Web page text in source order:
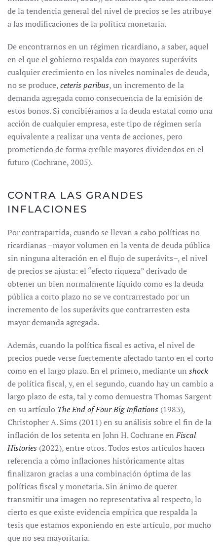
de la tendencia general del nivel de precios se les atribuye
a las modificaciones de la política monetaria.
De encontrarnos en un régimen ricardiano, a saber, aquel
en el que el gobierno respalda con mayores superávits
cualquier crecimiento en los niveles nominales de deuda,
no se produce,ceteris paribus, un incremento de la
demanda agregada como consecuencia de la emisión de
estos bonos. Si concibiéramos a la deuda estatal como una
acción de cualquier empresa, este tipo de régimen sería
equivalente a realizar una venta de acciones, pero
prometiendo de forma creíble mayores dividendos en el
futuro (Cochrane, 2005).
CONTRA LAS GRANDES
INFLACIONES
Por contrapartida, cuando se llevan a cabo políticas no
ricardianas –mayor volumen en la venta de deuda pública
sin ninguna alteración en el flujo de superávits–, el nivel
de precios se ajusta: el “efecto riqueza” derivado de
obtener un bien normalmente líquido como es la deuda
pública a corto plazo no se ve contrarrestado por un
incremento de los superávits que contrarresten esta
mayor demanda agregada.
Además, cuando la política fiscal es activa, el nivel de
precios puede verse fuertemente afectado tanto en el corto
como en el largo plazo. En el primero, mediante un shock
de política fiscal, y, en el segundo, cuando hay un cambio a
largo plazo de esta, tal y como demuestra Thomas Sargent
en su artículo The End of Four Big Inflations (1983),
Christopher A. Sims (2011) en su análisis sobre el fin de la
inflación de los setenta en John H. Cochrane enFiscal
Histories (2022), entre otros. Todos estos artículos hacen
referencia a cómo inflaciones históricamente altas
finalizaron gracias a una combinación óptima de las
políticas fiscal y monetaria. Sin ánimo de querer
transmitir una imagen no representativa al respecto, lo
cierto es que existe evidencia empírica que respalda la
tesis que estamos exponiendo en este artículo, por mucho
que no sea mayoritaria.